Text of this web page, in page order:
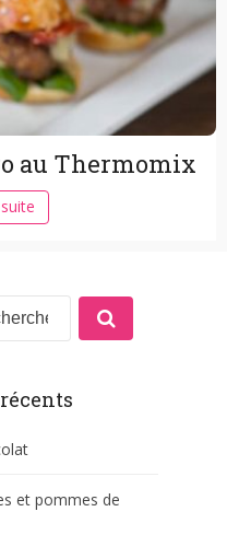
au Thermomix
et pommes de